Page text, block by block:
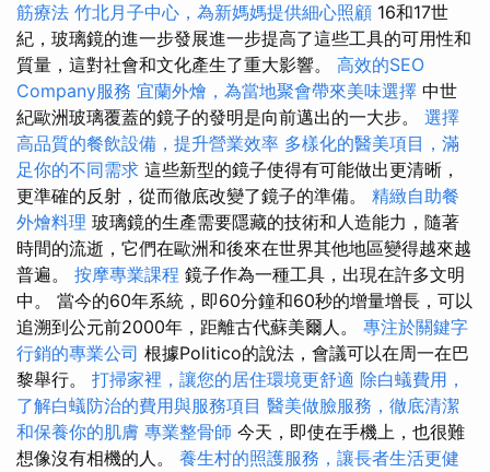
筋療法 竹北月子中心，為新媽媽提供細心照顧 16和17世
紀，玻璃鏡的進一步發展進一步提高了這些工具的可用性和
質量，這對社會和文化產生了重大影響。 高效的SEO
Company服務 宜蘭外燴，為當地聚會帶來美味選擇 中世
紀歐洲玻璃覆蓋的鏡子的發明是向前邁出的一大步。 選擇
高品質的餐飲設備，提升營業效率 多樣化的醫美項目，滿
足你的不同需求 這些新型的鏡子使得有可能做出更清晰，
更準確的反射，從而徹底改變了鏡子的準備。 精緻自助餐
外燴料理 玻璃鏡的生產需要隱藏的技術和人造能力，隨著
時間的流逝，它們在歐洲和後來在世界其他地區變得越來越
普遍。 按摩專業課程 鏡子作為一種工具，出現在許多文明
中。 當今的60年系統，即60分鐘和60秒的增量增長，可以
追溯到公元前2000年，距離古代蘇美爾人。 專注於關鍵字
行銷的專業公司 根據Politico的說法，會議可以在周一在巴
黎舉行。 打掃家裡，讓您的居住環境更舒適 除白蟻費用，
了解白蟻防治的費用與服務項目 醫美做臉服務，徹底清潔
和保養你的肌膚 專業整骨師 今天，即使在手機上，也很難
想像沒有相機的人。 養生村的照護服務，讓長者生活更健